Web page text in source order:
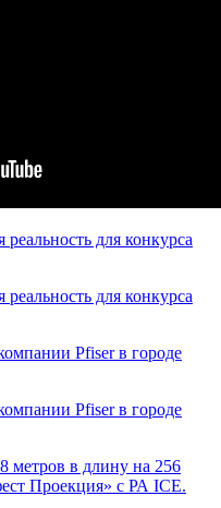
для конкурса
для конкурса
Pfiser в городе
Pfiser в городе
метров в длину на 256
Проекция» с РА ICE.